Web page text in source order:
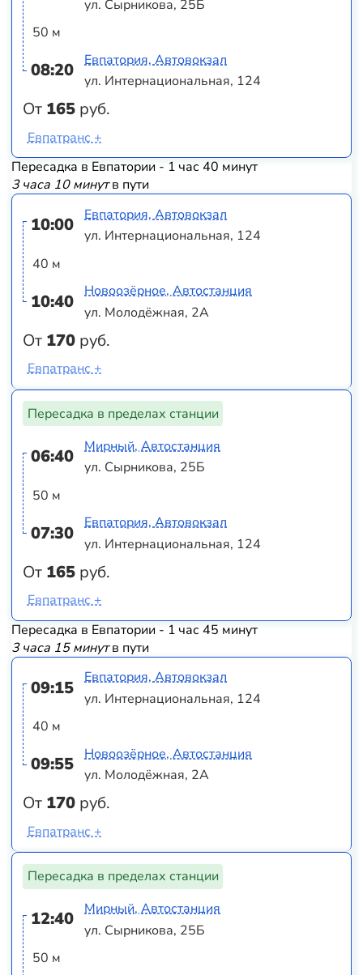
50 м
08:20
От 165 руб.
ул. Сырникова, 25Б
Евпатория, Автовокзал
ул. Интернациональная, 124
Евпатранс +
Пересадка в Евпатории - 1 час 40 минут
3 часа 10 минутв пути
10:00
40 м
10:40
От 170 руб.
Евпатория, Автовокзал
ул. Интернациональная, 124
Новоозёрное, Автостанция
ул. Молодёжная, 2А
Евпатранс +
Пересадка в пределах станции
06:40
50 м
07:30
От 165 руб.
Мирный, Автостанция
ул. Сырникова, 25Б
Евпатория, Автовокзал
ул. Интернациональная, 124
Евпатранс +
Пересадка в Евпатории - 1 час 45 минут
3 часа 15 минутв пути
09:15
40 м
09:55
От 170 руб.
Евпатория, Автовокзал
ул. Интернациональная, 124
Новоозёрное, Автостанция
ул. Молодёжная, 2А
Евпатранс +
Пересадка в пределах станции
12:40
50 м
Мирный, Автостанция
ул. Сырникова, 25Б